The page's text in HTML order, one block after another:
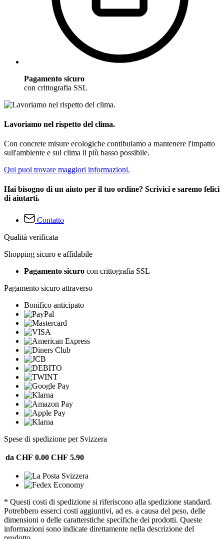
Pagamento sicuro
con crittografia SSL
Lavoriamo nel rispetto del clima.
Con concrete misure ecologiche contibuiamo a mantenere l'impatto
sull'ambiente e sul clima il più basso possibile.
Qui puoi trovare maggiori informazioni.
Hai bisogno di un aiuto per il tuo ordine? Scrivici e saremo felici
di aiutarti.
Contatto
Qualità verificata
Shopping sicuro e affidabile
Pagamento sicuro con crittografia SSL
Pagamento sicuro attraverso
Bonifico anticipato
Spese di spedizione per Svizzera
da CHF 0.00 CHF 5.90
* Questi costi di spedizione si riferiscono alla spedizione standard.
Potrebbero esserci costi aggiuntivi, ad es. a causa del peso, delle
dimensioni o delle caratterstiche specifiche dei prodotti. Queste
informazioni sono indicate direttamente nella descrizione del